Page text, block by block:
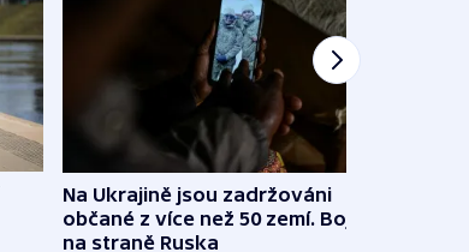
Na Ukrajině jsou zadržováni
občané z více než 50 zemí. Bojovali
na straně Ruska